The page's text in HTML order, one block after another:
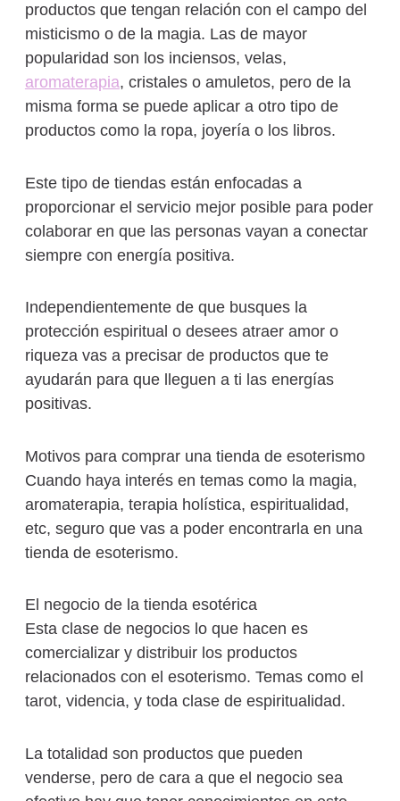
productos que tengan relación con el campo del
misticismo o de la magia. Las de mayor
popularidad son los inciensos, velas,
aromaterapia, cristales o amuletos, pero de la
misma forma se puede aplicar a otro tipo de
productos como la ropa, joyería o los libros.
Este tipo de tiendas están enfocadas a
proporcionar el servicio mejor posible para poder
colaborar en que las personas vayan a conectar
siempre con energía positiva.
Independientemente de que busques la
protección espiritual o desees atraer amor o
riqueza vas a precisar de productos que te
ayudarán para que lleguen a ti las energías
positivas.
Motivos para comprar una tienda de esoterismo
Cuando haya interés en temas como la magia,
aromaterapia, terapia holística, espiritualidad,
etc, seguro que vas a poder encontrarla en una
tienda de esoterismo.
El negocio de la tienda esotérica
Esta clase de negocios lo que hacen es
comercializar y distribuir los productos
relacionados con el esoterismo. Temas como el
tarot, videncia, y toda clase de espiritualidad.
La totalidad son productos que pueden
venderse, pero de cara a que el negocio sea